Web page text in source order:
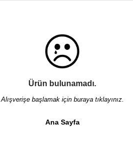
Ürün bulunamadı.
Alışverişe başlamak için buraya tıklayınız.
Ana Sayfa